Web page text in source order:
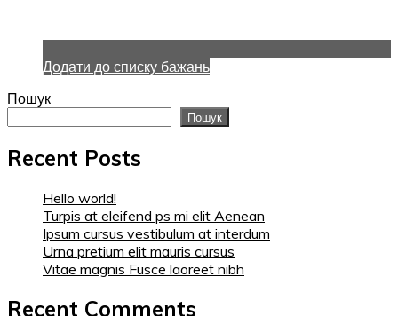
Додати до списку бажань
Пошук
Пошук
Recent Posts
Hello world!
Turpis at eleifend ps mi elit Aenean
Ipsum cursus vestibulum at interdum
Urna pretium elit mauris cursus
Vitae magnis Fusce laoreet nibh
Recent Comments